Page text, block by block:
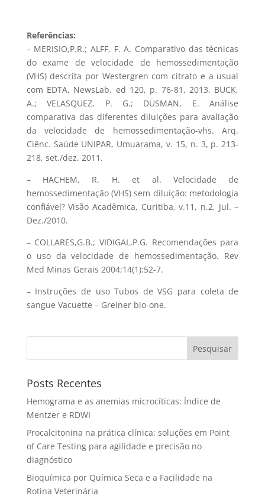
Referências:
– MERISIO,P.R.; ALFF, F. A. Comparativo das técnicas
do exame de velocidade de hemossedimentação
(VHS) descrita por Westergren com citrato e a usual
com EDTA, NewsLab, ed 120, p. 76-81, 2013. BUCK,
A.; VELASQUEZ, P. G.; DÜSMAN, E. Análise
comparativa das diferentes diluições para avaliação
da velocidade de hemossedimentação-vhs. Arq.
Ciênc. Saúde UNIPAR, Umuarama, v. 15, n. 3, p. 213-
218, set./dez. 2011.
– HACHEM, R. H. et al. Velocidade de
hemossedimentação (VHS) sem diluição: metodologia
confiável? Visão Acadêmica, Curitiba, v.11, n.2, Jul. –
Dez./2010.
– COLLARES,G.B.; VIDIGAL,P.G. Recomendações para
o uso da velocidade de hemossedimentação. Rev
Med Minas Gerais 2004;14(1):52-7.
– Instruções de uso Tubos de VSG para coleta de
sangue Vacuette – Greiner bio-one.
Pesquisar
Posts Recentes
Hemograma e as anemias microcíticas: Índice de
Mentzer e RDWI
Procalcitonina na prática clínica: soluções em Point
of Care Testing para agilidade e precisão no
diagnóstico
Bioquímica por Química Seca e a Facilidade na
Rotina Veterinária